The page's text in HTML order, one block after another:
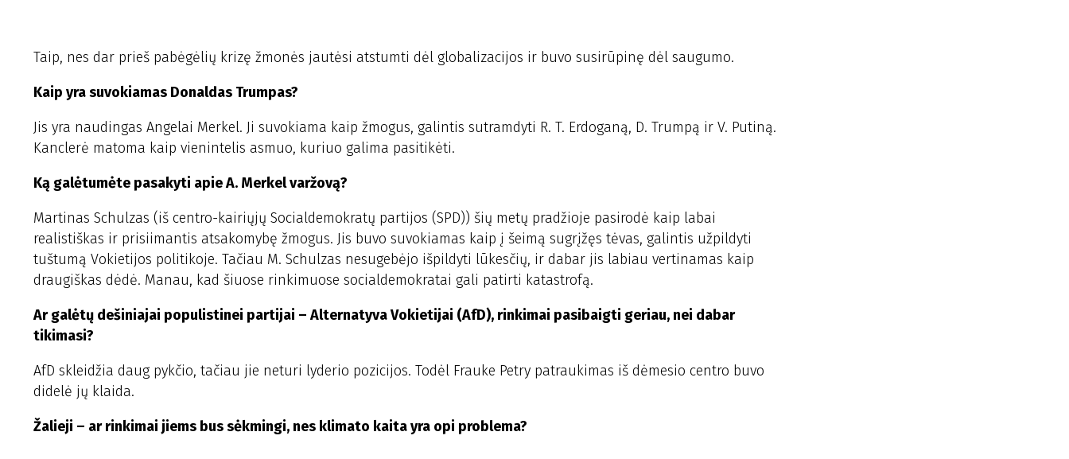
Taip, nes dar prieš pabėgėlių krizę žmonės jautėsi atstumti dėl globalizacijos ir buvo susirūpinę dėl saugumo.
Kaip yra suvokiamas Donaldas Trumpas?
Jis yra naudingas Angelai Merkel. Ji suvokiama kaip žmogus, galintis sutramdyti R. T. Erdoganą, D. Trumpą ir V. Putiną.
Kanclerė matoma kaip vienintelis asmuo, kuriuo galima pasitikėti.
Ką galėtumėte pasakyti apie A. Merkel varžovą?
Martinas Schulzas (iš centro-kairiųjų Socialdemokratų partijos (SPD)) šių metų pradžioje pasirodė kaip labai
realistiškas ir prisiimantis atsakomybę žmogus. Jis buvo suvokiamas kaip į šeimą sugrįžęs tėvas, galintis užpildyti
tuštumą Vokietijos politikoje. Tačiau M. Schulzas nesugebėjo išpildyti lūkesčių, ir dabar jis labiau vertinamas kaip
draugiškas dėdė. Manau, kad šiuose rinkimuose socialdemokratai gali patirti katastrofą.
Ar galėtų dešiniajai populistinei partijai – Alternatyva Vokietijai (AfD), rinkimai pasibaigti geriau, nei dabar
tikimasi?
AfD skleidžia daug pykčio, tačiau jie neturi lyderio pozicijos. Todėl Frauke Petry patraukimas iš dėmesio centro buvo
didelė jų klaida.
Žalieji – ar rinkimai jiems bus sėkmingi, nes klimato kaita yra opi problema?